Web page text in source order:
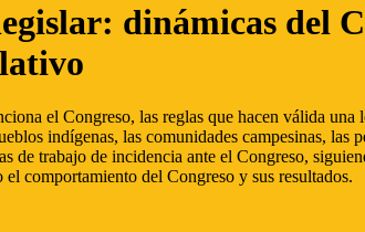
dinámicas del
el Congreso, las reglas que hacen válida
indígenas, las comunidades campesinas,
de trabajo de incidencia ante el Congreso,
comportamiento del Congreso y sus resultados.